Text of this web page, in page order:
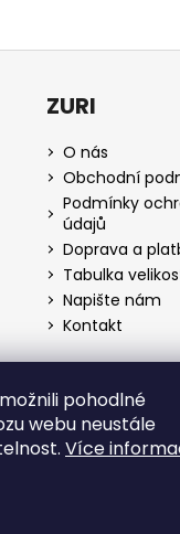
pohodlné
webu neustále
Více
l
p
s
u
ZURI
O nás
Obchodní
Podmínky
údajů
Doprava a
Tabulka
Napište nám
Kontakt